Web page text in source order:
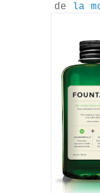
de
la